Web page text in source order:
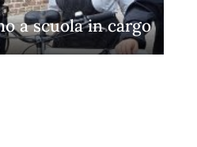
a scuola in cargo